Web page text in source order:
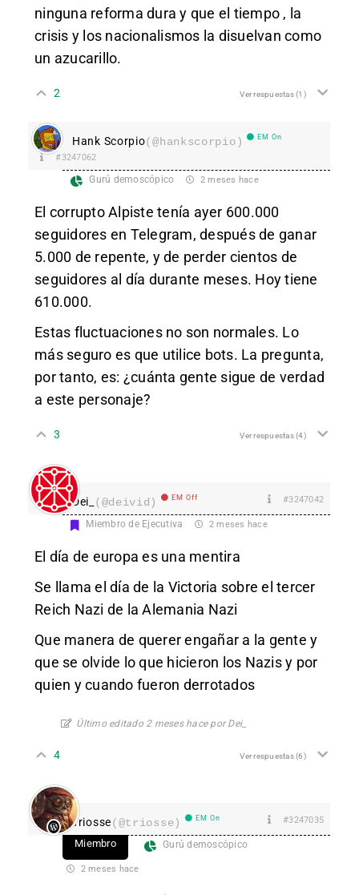
ninguna reforma dura y que el tiempo , la
crisis y los nacionalismos la disuelvan como
un azucarillo.
2 Ver respuestas(1)
Hank Scorpio(@hankscorpio) EM On
#3247062
Gurú demoscópico 2 meses hace
El corrupto Alpiste tenía ayer 600.000
seguidores en Telegram, después de ganar
5.000 de repente, y de perder cientos de
seguidores al día durante meses. Hoy tiene
610.000.
Estas fluctuaciones no son normales. Lo
más seguro es que utilice bots. La pregunta,
por tanto, es: ¿cuánta gente sigue de verdad
a este personaje?
3 Ver respuestas(4)
Dei_ (@deivid) EM Off #3247042
Miembro de Ejecutiva 2 meses hace
El día de europa es una mentira
Se llama el día de la Victoria sobre el tercer
Reich Nazi de la Alemania Nazi
Que manera de querer engañar a la gente y
que se olvide lo que hicieron los Nazis y por
quien y cuando fueron derrotados
Último editado 2 meses hace por Dei_
4 Ver respuestas(6)
Triosse(@triosse) EM On #3247035
Miembro Gurú demoscópico
2 meses hace